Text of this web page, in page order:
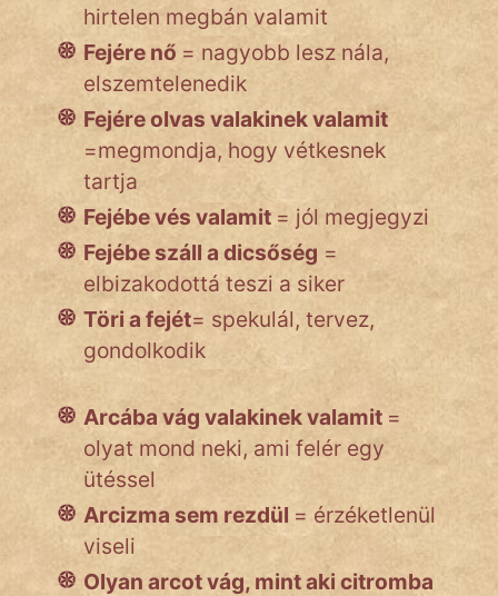
hirtelen megbán valamit
Fejére nő = nagyobb lesz nála,
elszemtelenedik
Fejére olvas valakinek valamit
=megmondja, hogy vétkesnek
tartja
Fejébe vés valamit = jól megjegyzi
Fejébe száll a dicsőség =
elbizakodottá teszi a siker
Töri a fejét= spekulál, tervez,
gondolkodik
Arcába vág valakinek valamit =
olyat mond neki, ami felér egy
ütéssel
Arcizma sem rezdül = érzéketlenül
viseli
Olyan arcot vág, mint aki citromba